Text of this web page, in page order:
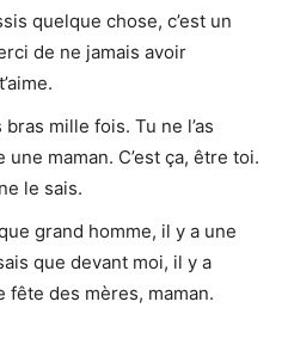
quelque chose, c’est un
de ne jamais avoir
mille fois. Tu ne l’as
une maman. C’est ça, être toi.
le sais.
grand homme, il y a une
que devant moi, il y a
des mères, maman.